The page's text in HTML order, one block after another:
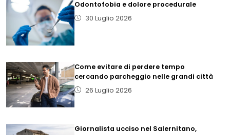
Odontofobia e dolore procedurale
30 Luglio 2026
Come evitare di perdere tempo
cercando parcheggio nelle grandi città
26 Luglio 2026
Giornalista ucciso nel Salernitano,